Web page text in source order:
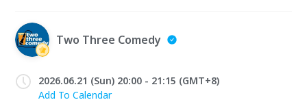
Two Three Comedy
2026.06.21 (Sun) 20:00 - 21:15 (GMT+8)
Add To Calendar